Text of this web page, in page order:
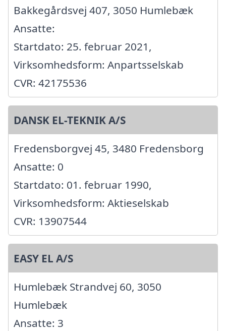
Bakkegårdsvej 407, 3050 Humlebæk
Ansatte:
Startdato: 25. februar 2021,
Virksomhedsform: Anpartsselskab
CVR: 42175536
DANSK EL-TEKNIK A/S
Fredensborgvej 45, 3480 Fredensborg
Ansatte: 0
Startdato: 01. februar 1990,
Virksomhedsform: Aktieselskab
CVR: 13907544
EASY EL A/S
Humlebæk Strandvej 60, 3050
Humlebæk
Ansatte: 3